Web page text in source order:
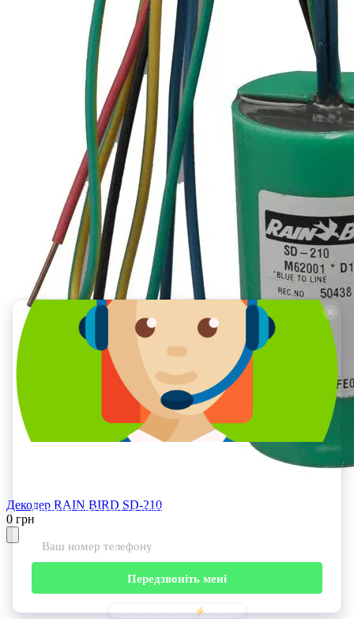
Декодер RAIN BIRD SD-210
0 грн